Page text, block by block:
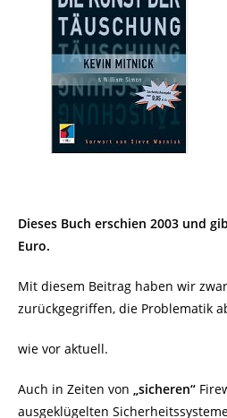
Dieses Buch erschien 2003 und
Euro.
Mit diesem Beitrag haben wir
zurückgegriffen, die Problematik
wie vor aktuell.
Auch in Zeiten von „sicheren“
ausgeklügelten